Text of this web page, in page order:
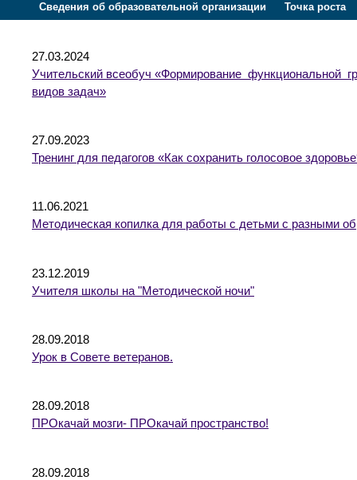
Сведения об образовательной организации Точка роста
27.03.2024
Учительский всеобуч «Формирование функциональной
видов задач»
27.09.2023
Тренинг для педагогов «Как сохранить голосовое
11.06.2021
Методическая копилка для работы с детьми с разными
23.12.2019
Учителя школы на "Методической ночи"
28.09.2018
Урок в Совете ветеранов.
28.09.2018
ПРОкачай мозги- ПРОкачай пространство!
28.09.2018